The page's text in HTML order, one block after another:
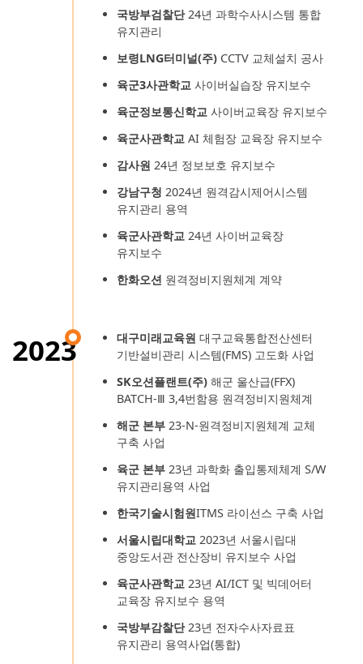
국방부검찰단24년 과학수사시스템 통합
유지관리
보령LNG터미널(주)CCTV 교체설치 공사
육군3사관학교사이버실습장 유지보수
육군정보통신학교사이버교육장 유지보수
육군사관학교AI 체험장 교육장 유지보수
감사원 24년 정보보호 유지보수
강남구청 2024년 원격감시제어시스템
유지관리 용역
육군사관학교24년 사이버교육장
유지보수
한화오션 원격정비지원체계 계약
2023 대구미래교육원 대구교육통합전산센터
기반설비관리 시스템(FMS) 고도화 사업
SK오션플랜트(주)해군 울산급(FFX)
BATCH-Ⅲ 3,4번함용 원격정비지원체계
해군 본부23-N-원격정비지원체계 교체
구축 사업
육군 본부23년 과학화 출입통제체계 S/W
유지관리용역 사업
한국기술시험원ITMS 라이선스 구축 사업
서울시립대학교2023년 서울시립대
중앙도서관 전산장비 유지보수 사업
육군사관학교23년 AI/ICT 및 빅데어터
교육장 유지보수 용역
국방부감찰단23년 전자수사자료표
유지관리 용역사업(통합)